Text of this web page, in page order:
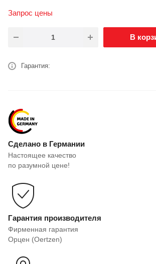
Запрос цены
В
Гарантия:
Сделано в Германии
Настоящее качество
по разумной цене!
Гарантия производителя
Фирменная гарантия
Орцен (Oertzen)